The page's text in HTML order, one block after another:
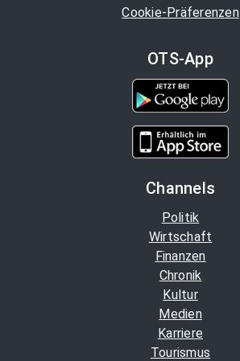
Cookie-Präferenzen
OTS-App
Channels
Politik
Wirtschaft
Finanzen
Chronik
Kultur
Medien
Karriere
Tourismus